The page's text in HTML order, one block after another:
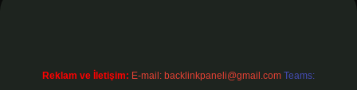
Reklam ve İletişim: E-mail: backlinkpaneli@gmail.com Teams: